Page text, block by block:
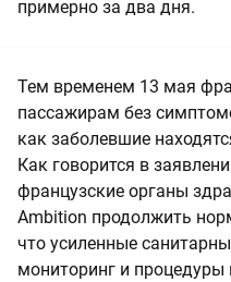
примерно за два дня.
Тем временем 13 мая
пассажирам без
как заболевшие
Как говорится в
французские органы
Ambition продолжить
что усиленные
мониторинг и процедуры